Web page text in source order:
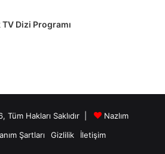
Dizi Programı
Tüm Hakları Saklıdır |
Nazlım
Şartları Gizlilik İletişim